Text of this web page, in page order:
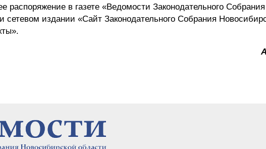
распоряжение в газете «Ведомости Законодательного Собрания
сетевом издании «Сайт Законодательного Собрания